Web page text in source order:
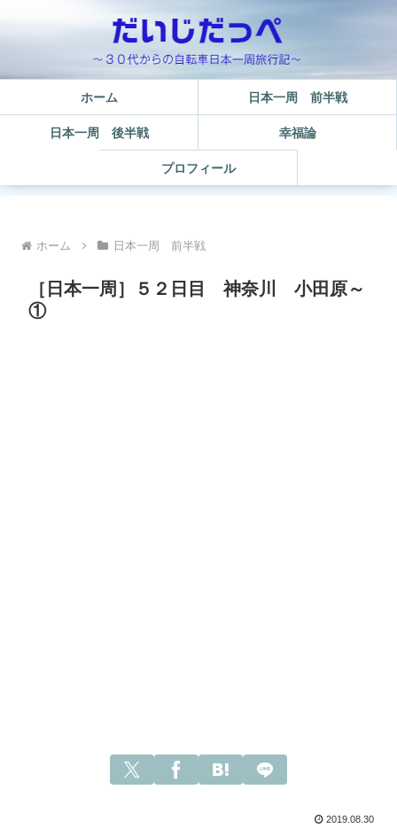
ホーム 日本一周 前半戦
日本一周 後半戦 幸福論
プロフィール
ホーム 日本一周 前半戦
［日本一周］５２日目 神奈川 小田原～
①
2019.08.30